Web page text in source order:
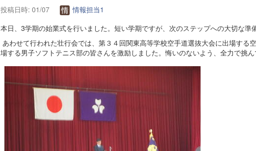
投稿日時: 01/07
情報担当1
本日、3学期の始業式を行いました。短い学期ですが、次のステップへの大切な準
あわせて行われた壮行会では、第３４回関東高等学校空手道選抜大会に出場する
場する男子ソフトテニス部の皆さんを激励しました。悔いのないよう、全力で挑ん